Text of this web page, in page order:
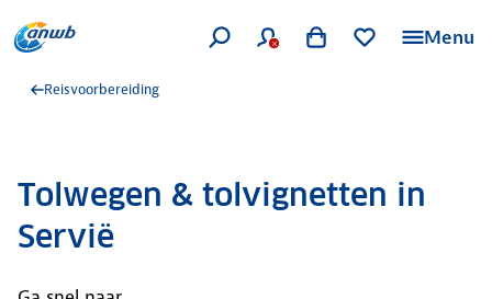
Menu
Reisvoorbereiding
Tolwegen & tolvignetten in
Servië